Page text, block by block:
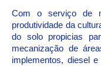
Com o serviço de
produtividade da
do solo propicias
mecanização de
implementos, diesel